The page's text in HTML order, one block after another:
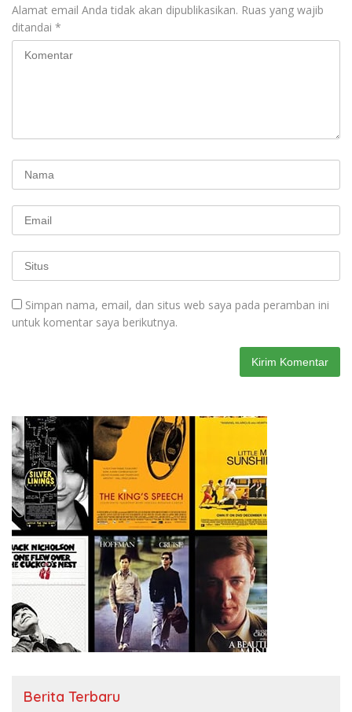
Alamat email Anda tidak akan dipublikasikan. Ruas yang wajib
ditandai *
Simpan nama, email, dan situs web saya pada peramban ini
untuk komentar saya berikutnya.
Berita Terbaru